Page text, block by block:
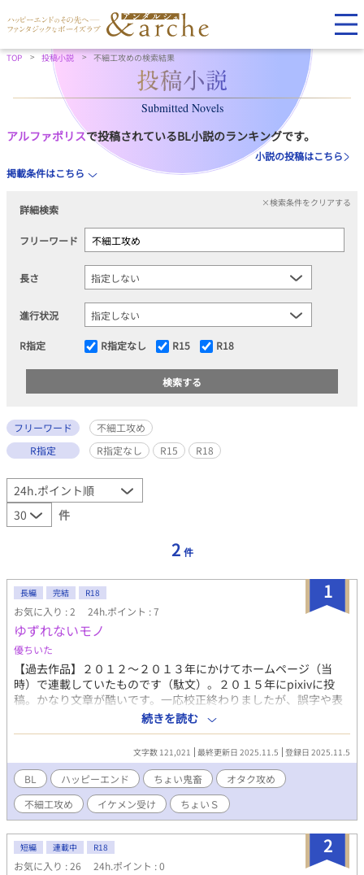
TOP 投稿小説 不細工攻めの検索結果
Submitted Novels
アルファポリスで投稿されているBL小説のランキングです。
小説の投稿はこちら
掲載条件はこちら
詳細検索
×検索条件をクリアする
フリーワード
長さ
進行状況
R指定 R指定なし R15 R18
フリーワード
不細工攻め
R指定
R指定なし R15 R18
件
2 件
1
長編 完結 R18
お気に入り : 2 24h.ポイント : 7
ゆずれないモノ
優ちいた
【過去作品】２０１２～２０１３年にかけてホームページ（当
時）で連載していたものです（駄文）。２０１５年にpixivに投
稿。かなり文章が酷いです。一応校正終わりましたが、誤字や表
現の誤りのご指摘大歓迎です。（いずれ自分でコミカライズ予
定） 【あらすじ】 自他共に認める容姿の持ち主である三条亜月
は、 醜いものとオタクが大っ嫌いな我儘男子。 そんな亜月にふり
かかる災難と恋の行方は・・・！？っていうｗ ありふれた、ド定
番の組み合わせですが、よろしかったらどうぞ♪
続きを読む
文字数 121,021 最終更新日 2025.11.5 登録日 2025.11.5
BL ハッピーエンド ちょい鬼畜
オタク攻め
不細工攻め
イケメン受け ちょいＳ
2
短編 連載中 R18
お気に入り : 26 24h.ポイント : 0